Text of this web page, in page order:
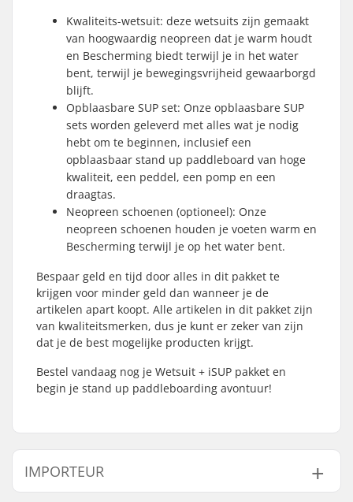
Kwaliteits-wetsuit: deze wetsuits zijn gemaakt
van hoogwaardig neopreen dat je warm houdt
en Bescherming biedt terwijl je in het water
bent, terwijl je bewegingsvrijheid gewaarborgd
blijft.
Opblaasbare SUP set: Onze opblaasbare SUP
sets worden geleverd met alles wat je nodig
hebt om te beginnen, inclusief een
opblaasbaar stand up paddleboard van hoge
kwaliteit, een peddel, een pomp en een
draagtas.
Neopreen schoenen (optioneel): Onze
neopreen schoenen houden je voeten warm en
Bescherming terwijl je op het water bent.
Bespaar geld en tijd door alles in dit pakket te
krijgen voor minder geld dan wanneer je de
artikelen apart koopt. Alle artikelen in dit pakket zijn
van kwaliteitsmerken, dus je kunt er zeker van zijn
dat je de best mogelijke producten krijgt.
Bestel vandaag nog je Wetsuit + iSUP pakket en
begin je stand up paddleboarding avontuur!
IMPORTEUR